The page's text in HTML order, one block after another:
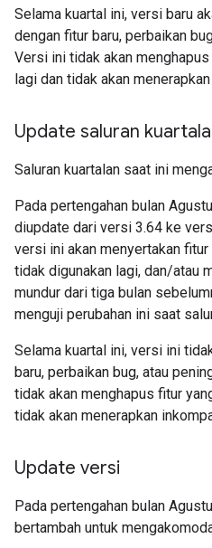
Selama kuartal ini, versi baru
dengan fitur baru, perbaikan
Versi ini tidak akan
lagi dan tidak akan
Update saluran
Saluran kuartalan saat ini
Pada pertengahan bulan
diupdate dari versi 3.64 ke
versi ini akan menyertakan
tidak digunakan lagi, dan/atau
mundur dari tiga bulan
menguji perubahan ini saat
Selama kuartal ini, versi ini
baru, perbaikan bug, atau
tidak akan menghapus fitur
tidak akan menerapkan
Update versi
Pada pertengahan bulan
bertambah untuk